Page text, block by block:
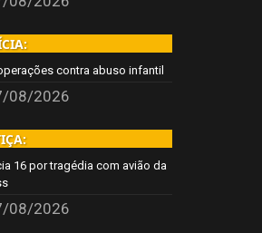
contra abuso infantil
08/2026
16 por tragédia com avião da
08/2026